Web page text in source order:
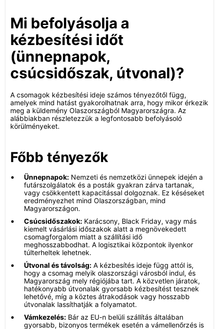
Mi befolyásolja a
kézbesítési időt
(ünnepnapok,
csúcsidőszak, útvonal)?
A csomagok kézbesítési ideje számos tényezőtől függ,
amelyek mind hatást gyakorolhatnak arra, hogy mikor érkezik
meg a küldemény Olaszországból Magyarországra. Az
alábbiakban részletezzük a legfontosabb befolyásoló
körülményeket.
Főbb tényezők
Ünnepnapok: Nemzeti és nemzetközi ünnepek idején a
futárszolgálatok és a posták gyakran zárva tartanak,
vagy csökkentett kapacitással dolgoznak. Ez késéseket
eredményezhet mind Olaszországban, mind
Magyarországon.
Csúcsidőszakok: Karácsony, Black Friday, vagy más
kiemelt vásárlási időszakok alatt a megnövekedett
csomagforgalom miatt a szállítási idő
meghosszabbodhat. A logisztikai központok ilyenkor
túlterheltek lehetnek.
Útvonal és távolság: A kézbesítés ideje függ attól is,
hogy a csomag melyik olaszországi városból indul, és
Magyarország mely régiójába tart. A közvetlen járatok,
hatékonyabb útvonalak gyorsabb kézbesítést tesznek
lehetővé, míg a köztes átrakodások vagy hosszabb
útvonalak lassíthatják a folyamatot.
Vámkezelés: Bár az EU-n belüli szállítás általában
gyorsabb, bizonyos termékek esetén a vámellenőrzés is